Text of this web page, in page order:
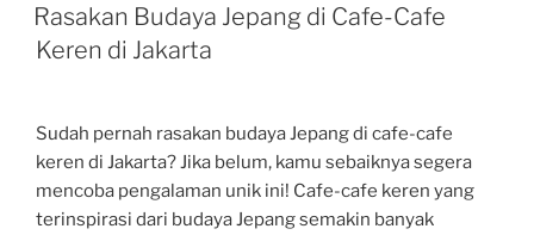
ON
Rasakan Budaya Jepang di Cafe-Cafe
Keren di Jakarta
Sudah pernah rasakan budaya Jepang di cafe-cafe
keren di Jakarta? Jika belum, kamu sebaiknya segera
mencoba pengalaman unik ini! Cafe-cafe keren yang
terinspirasi dari budaya Jepang semakin banyak